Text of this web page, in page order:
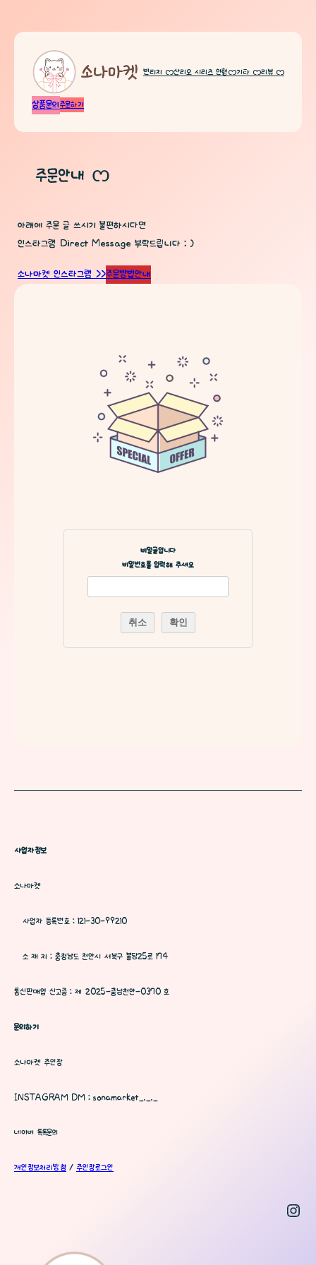
빈티지 ᦂ산리오 시리즈 인형ᦂ기타 ᦂ리뷰 ᦂ
상품문의주문하기
주문안내 ᦂ
아래에 주문 글 쓰시기 불편하시다면
인스타그램 Direct Message 부탁드립니다 : )
소나마켓 인스타그램 >>주문방법안내
비밀글입니다
비밀번호를 입력해 주세요
취소 확인
사업자정보
소나마켓
사업자 등록번호 : 121-30-99210
소 재 지 : 충청남도 천안시 서북구 불당25로 174
통신판매업 신고증 : 제 2025-충남천안-0370 호
문의하기
소나마켓 주인장
INSTAGRAM DM : sonamarket_._._
네이버 톡톡문의
개인정보처리방침 / 주인장로그인